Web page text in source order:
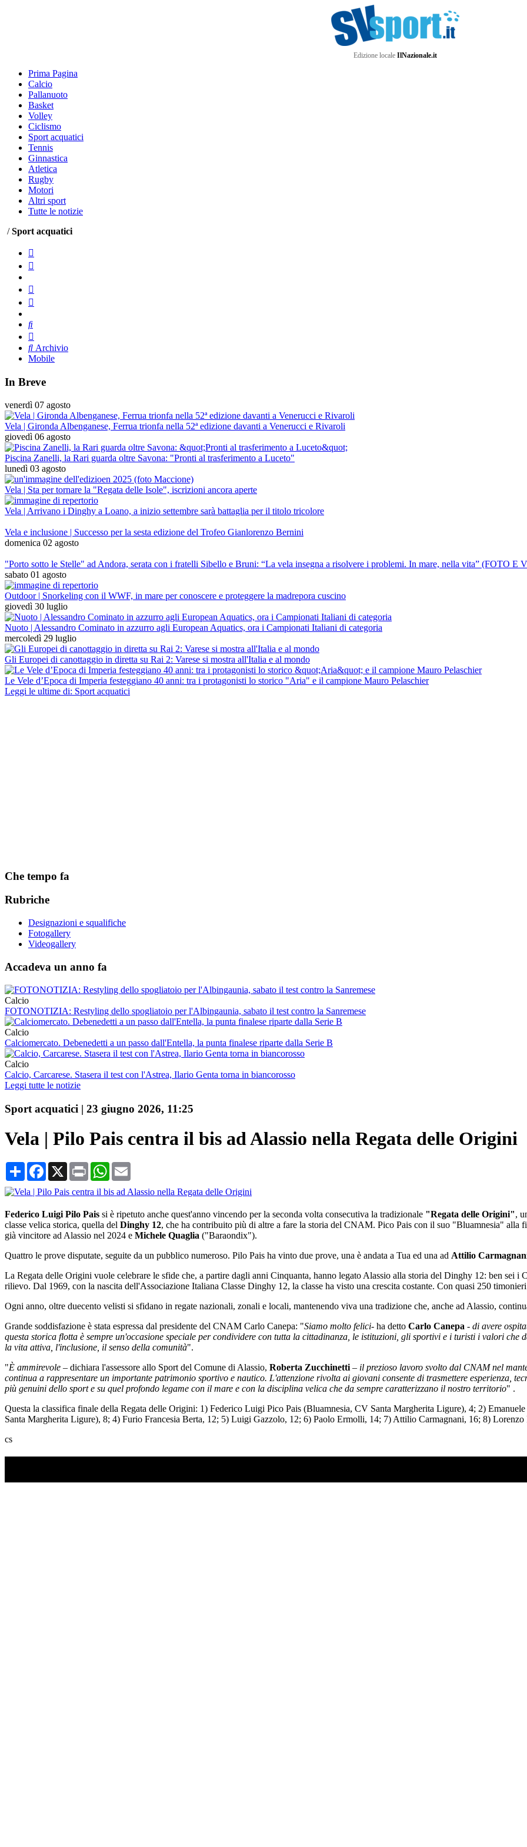
Edizione locale IlNazionale.it
Prima Pagina
Calcio
Pallanuoto
Basket
Volley
Ciclismo
Sport acquatici
Tennis
Ginnastica
Atletica
Rugby
Motori
Altri sport
Tutte le notizie
/Sport acquatici
Archivio
Mobile
In Breve
venerdì 07 agosto
Vela | Gironda Albenganese, Ferrua trionfa nella 52ª edizione davanti a Venerucci e Rivaroli
giovedì 06 agosto
Piscina Zanelli, la Rari guarda oltre Savona: "Pronti al trasferimento a Luceto"
lunedì 03 agosto
Vela | Sta per tornare la "Regata delle Isole", iscrizioni ancora aperte
Vela | Arrivano i Dinghy a Loano, a inizio settembre sarà battaglia per il titolo tricolore
Vela e inclusione | Successo per la sesta edizione del Trofeo Gianlorenzo Bernini
domenica 02 agosto
"Porto sotto le Stelle" ad Andora, serata con i fratelli Sibello e Bruni: “La vela insegna a risolvere i problemi. In mare, nella vita” (FOTO E
sabato 01 agosto
Outdoor | Snorkeling con il WWF, in mare per conoscere e proteggere la madrepora cuscino
giovedì 30 luglio
Nuoto | Alessandro Cominato in azzurro agli European Aquatics, ora i Campionati Italiani di categoria
mercoledì 29 luglio
Gli Europei di canottaggio in diretta su Rai 2: Varese si mostra all'Italia e al mondo
Le Vele d’Epoca di Imperia festeggiano 40 anni: tra i protagonisti lo storico "Aria" e il campione Mauro Pelaschier
Leggi le ultime di: Sport acquatici
Che tempo fa
Rubriche
Designazioni e squalifiche
Fotogallery
Videogallery
Accadeva un anno fa
Calcio
FOTONOTIZIA: Restyling dello spogliatoio per l'Albingaunia, sabato il test contro la Sanremese
Calcio
Calciomercato. Debenedetti a un passo dall'Entella, la punta finalese riparte dalla Serie B
Calcio
Calcio, Carcarese. Stasera il test con l'Astrea, Ilario Genta torna in biancorosso
Leggi tutte le notizie
Sport acquatici | 23 giugno 2026, 11:25
Vela | Pilo Pais centra il bis ad Alassio nella Regata delle Origini
CondividiFacebook
X Print WhatsApp
Federico Luigi Pilo Pais si è ripetuto anche quest'anno vincendo per la seconda volta consecutiva la tradizionale "Regata delle Origini",
classe velica storica, quella del Dinghy 12, che ha contribuito più di altre a fare la storia del CNAM. Pico Pais con il suo "Bluamnesia" alla
già vincitore ad Alassio nel 2024 e Michele Quaglia ("Baraondix").
Quattro le prove disputate, seguite da un pubblico numeroso. Pilo Pais ha vinto due prove, una è andata a Tua ed una ad Attilio
La Regata delle Origini vuole celebrare le sfide che, a partire dagli anni Cinquanta, hanno legato Alassio alla storia del Dinghy 12: ben sei i
rilievo. Dal 1969, con la nascita dell'Associazione Italiana Classe Dinghy 12, la classe ha visto una crescita costante. Con quasi 250
Ogni anno, oltre duecento velisti si sfidano in regate nazionali, zonali e locali, mantenendo viva una tradizione che, anche ad Alassio,
Grande soddisfazione è stata espressa dal presidente del CNAM Carlo Canepa: "Siamo molto felici- ha detto Carlo Canepa - di avere
questa storica flotta è sempre un'occasione speciale per condividere con tutta la cittadinanza, le istituzioni, gli sportivi e i turisti i valori che
la vita attiva, l'inclusione, il senso della comunità".
"È ammirevole – dichiara l'assessore allo Sport del Comune di Alassio, Roberta Zucchinetti– il prezioso lavoro svolto dal CNAM nel
continua a rappresentare un importante patrimonio sportivo e nautico. L'attenzione rivolta ai giovani consente di trasmettere esperienza,
più genuini dello sport e su quel profondo legame con il mare e con la disciplina velica che da sempre caratterizzano il nostro territorio" .
Questa la classifica finale della Regata delle Origini: 1) Federico Luigi Pico Pais (Bluamnesia, CV Santa Margherita Ligure), 4; 2)
Santa Margherita Ligure), 8; 4) Furio Francesia Berta, 12; 5) Luigi Gazzolo, 12; 6) Paolo Ermolli, 14; 7) Attilio Carmagnani, 16; 8)
cs